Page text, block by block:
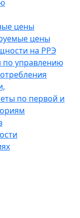
цены
цены
на РРЭ
по управлению
по первой и